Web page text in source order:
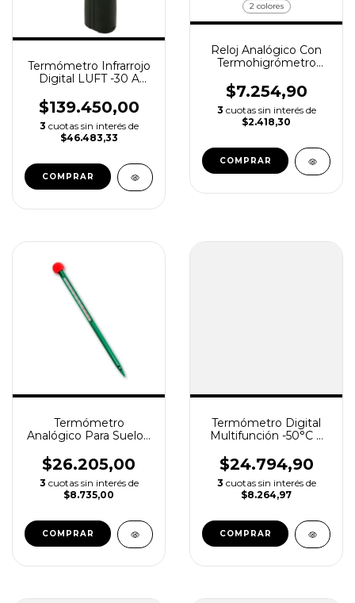
Termómetro Infrarrojo
Digital LUFT -30 A
$139.450,00
3 cuotas sin interés de
$46.483,33
2 colores
Reloj Analógico Con
Termohigrómetro
$7.254,90
3 cuotas sin interés de
$2.418,30
COMPRAR
Termómetro
Analógico Para Suelo /
$26.205,00
3 cuotas sin interés de
$8.735,00
Termómetro Digital
Multifunción -50°C +
$24.794,90
3 cuotas sin interés de
$8.264,97